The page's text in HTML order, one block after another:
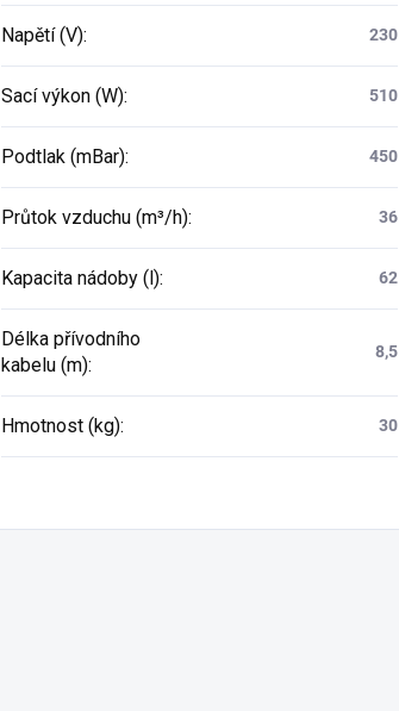
Napětí (V): 230
Sací výkon (W): 510
Podtlak (mBar): 450
Průtok vzduchu (m³/h): 36
Kapacita nádoby (l): 62
Délka přívodního
kabelu (m):
8,5
Hmotnost (kg): 30